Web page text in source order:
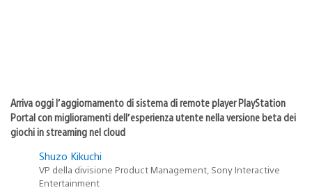
Arriva oggi l’aggiornamento di sistema di remote player PlayStation
Portal con miglioramenti dell’esperienza utente nella versione beta dei
giochi in streaming nel cloud
Shuzo Kikuchi
VP della divisione Product Management, Sony Interactive
Entertainment